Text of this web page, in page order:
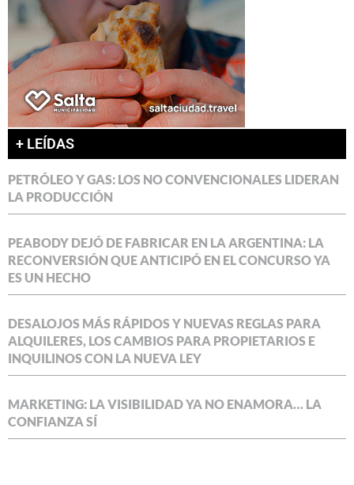
+ LEÍDAS
PETRÓLEO Y GAS: LOS NO CONVENCIONALES LIDERAN
LA PRODUCCIÓN
PEABODY DEJÓ DE FABRICAR EN LA ARGENTINA: LA
RECONVERSIÓN QUE ANTICIPÓ EN EL CONCURSO YA
ES UN HECHO
DESALOJOS MÁS RÁPIDOS Y NUEVAS REGLAS PARA
ALQUILERES, LOS CAMBIOS PARA PROPIETARIOS E
INQUILINOS CON LA NUEVA LEY
MARKETING: LA VISIBILIDAD YA NO ENAMORA… LA
CONFIANZA SÍ